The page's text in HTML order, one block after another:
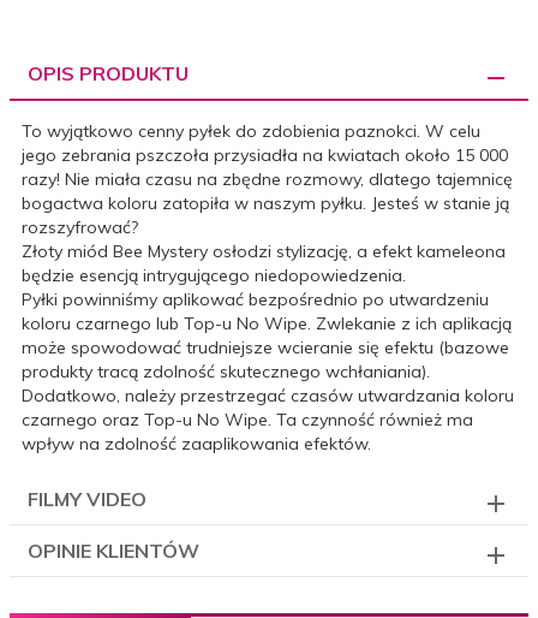
OPIS PRODUKTU
To wyjątkowo cenny pyłek do zdobienia paznokci. W celu
jego zebrania pszczoła przysiadła na kwiatach około 15 000
razy! Nie miała czasu na zbędne rozmowy, dlatego tajemnicę
bogactwa koloru zatopiła w naszym pyłku. Jesteś w stanie ją
rozszyfrować?
Złoty miód Bee Mystery osłodzi stylizację, a efekt kameleona
będzie esencją intrygującego niedopowiedzenia.
Pyłki powinniśmy aplikować bezpośrednio po utwardzeniu
koloru czarnego lub Top-u No Wipe. Zwlekanie z ich aplikacją
może spowodować trudniejsze wcieranie się efektu (bazowe
produkty tracą zdolność skutecznego wchłaniania).
Dodatkowo, należy przestrzegać czasów utwardzania koloru
czarnego oraz Top-u No Wipe. Ta czynność również ma
wpływ na zdolność zaaplikowania efektów.
FILMY VIDEO
OPINIE KLIENTÓW